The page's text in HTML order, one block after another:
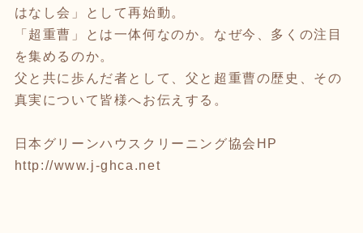
はなし会」として再始動。
「超重曹」とは一体何なのか。なぜ今、多くの注目
を集めるのか。
父と共に歩んだ者として、父と超重曹の歴史、その
真実について皆様へお伝えする。
日本グリーンハウスクリーニング協会HP
http://www.j-ghca.net